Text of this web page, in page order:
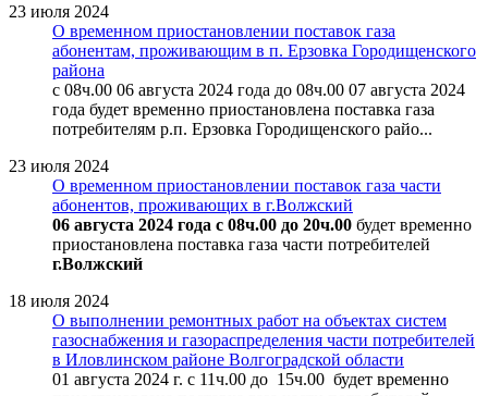
23 июля 2024
О временном приостановлении поставок газа
абонентам, проживающим в п. Ерзовка Городищенского
района
с 08ч.00 06 августа 2024 года до 08ч.00 07 августа 2024
года будет временно приостановлена поставка газа
потребителям р.п. Ерзовка Городищенского райо...
23 июля 2024
О временном приостановлении поставок газа части
абонентов, проживающих в г.Волжский
06 августа 2024 года с 08ч.00 до 20ч.00 будет временно
приостановлена поставка газа части потребителей
г.Волжский
18 июля 2024
О выполнении ремонтных работ на объектах систем
газоснабжения и газораспределения части потребителей
в Иловлинском районе Волгоградской области
01 августа 2024 г. с 11ч.00 до 15ч.00 будет временно